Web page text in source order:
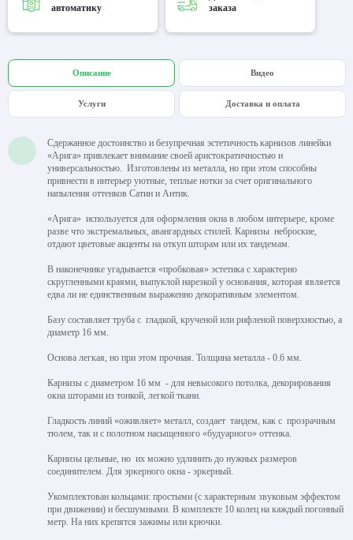
автоматику
заказа
Описание Видео
Услуги Доставка и оплата
Сдержанное достоинство и безупречная эстетичность карнизов линейки
«Арига» привлекает внимание своей аристократичностью и
универсальностью. Изготовлены из металла, но при этом способны
привнести в интерьер уютные, теплые нотки за счет оригинального
напыления оттенков Сатин и Антик.
«Арига» используется для оформления окна в любом интерьере, кроме
разве что экстремальных, авангардных стилей. Карнизы неброские,
отдают цветовые акценты на откуп шторам или их тандемам.
В наконечнике угадывается «пробковая» эстетика с характерно
скругленными краями, выпуклой нарезкой у основания, которая является
едва ли не единственным выраженно декоративным элементом.
Базу составляет труба с гладкой, крученой или рифленой поверхностью, а
диаметр 16 мм.
Основа легкая, но при этом прочная. Толщина металла - 0.6 мм.
Карнизы с диаметром 16 мм - для невысокого потолка, декорирования
окна шторами из тонкой, легкой ткани.
Гладкость линий «оживляет» металл, создает тандем, как с прозрачным
тюлем, так и с полотном насыщенного «будуарного» оттенка.
Карнизы цельные, но их можно удлинить до нужных размеров
соединителем. Для эркерного окна - эркерный.
Укомплектован кольцами: простыми (с характерным звуковым эффектом
при движении) и бесшумными. В комплекте 10 колец на каждый погонный
метр. На них крепятся зажимы или крючки.